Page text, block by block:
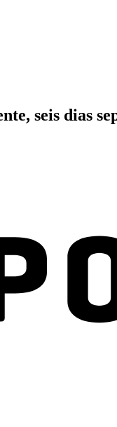
seis dias